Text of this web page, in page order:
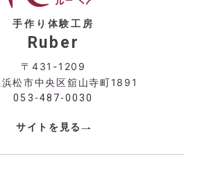
手作り体験工房
Ruber
〒431-1209
松市中央区舘山寺町1891
053-487-0030
サイトを見る